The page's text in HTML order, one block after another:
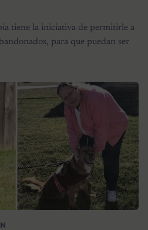
tiene la iniciativa de permitirle a
para que puedan ser